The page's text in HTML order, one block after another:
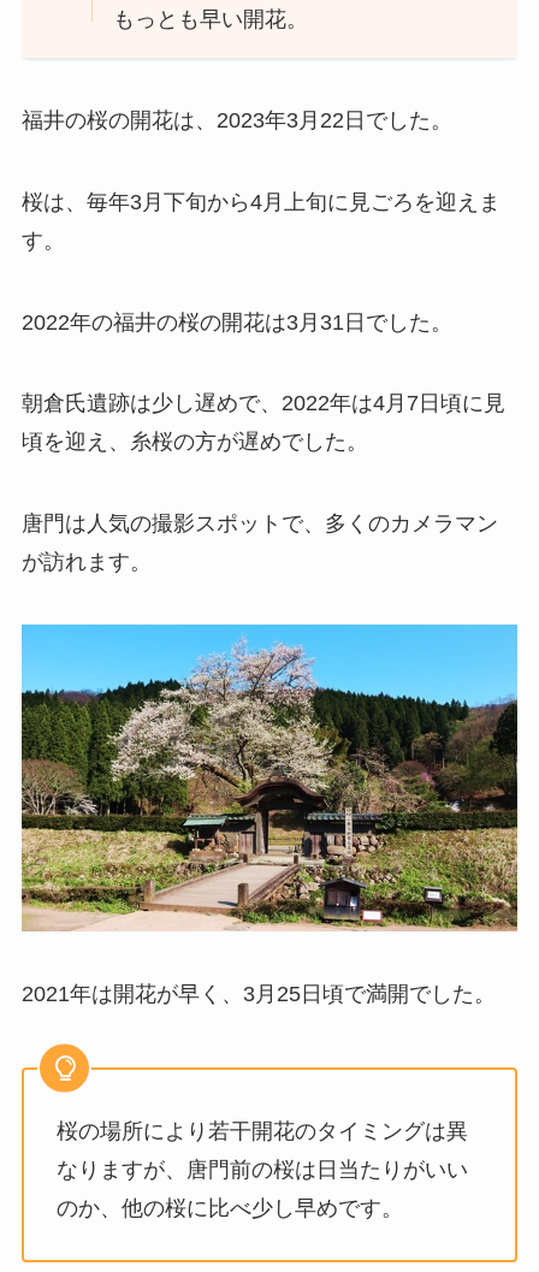
もっとも早い開花。
福井の桜の開花は、2023年3月22日でした。
桜は、毎年3月下旬から4月上旬に見ごろを迎えま
す。
2022年の福井の桜の開花は3月31日でした。
朝倉氏遺跡は少し遅めで、2022年は4月7日頃に見
頃を迎え、糸桜の方が遅めでした。
唐門は人気の撮影スポットで、多くのカメラマン
が訪れます。
2021年は開花が早く、3月25日頃で満開でした。
桜の場所により若干開花のタイミングは異
なりますが、唐門前の桜は日当たりがいい
のか、他の桜に比べ少し早めです。